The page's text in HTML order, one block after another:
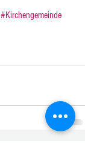
#Kirchengemeinde